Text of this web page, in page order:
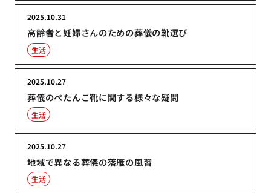
高齢者と妊婦さんのための葬儀の靴選び
2025.10.31
生活
葬儀のぺたんこ靴に関する様々な疑問
2025.10.27
生活
地域で異なる葬儀の落雁の風習
2025.10.27
生活